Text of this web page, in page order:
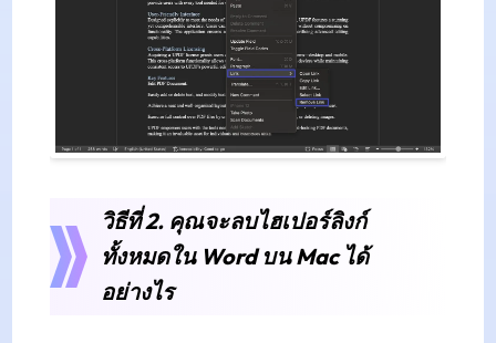
วิธีที่ 2. คุณจะลบไฮเปอร์ลิงก์
ทั้งหมดใน Word บน Mac ได้
อย่างไร